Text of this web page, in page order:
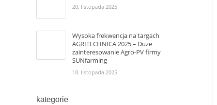
20. listopada 2025
Wysoka frekwencja na targach
AGRITECHNICA 2025 – Duże
zainteresowanie Agro-PV firmy
SUNfarming
18. listopada 2025
kategorie